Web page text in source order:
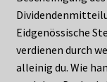
Eidgenössische
verdienen durch
alleinig du. Wie